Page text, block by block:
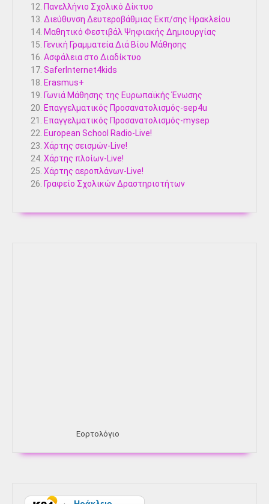
Πανελλήνιο Σχολικό Δίκτυο
Διεύθυνση Δευτεροβάθμιας Εκπ/σης Ηρακλείου
Μαθητικό Φεστιβάλ Ψηφιακής Δημιουργίας
Γενική Γραμματεία Διά Βίου Μάθησης
Ασφάλεια στο Διαδίκτυο
SaferInternet4kids
Erasmus+
Γωνιά Μάθησης της Ευρωπαϊκής Ένωσης
Επαγγελματικός Προσανατολισμός-sep4u
Επαγγελματικός Προσανατολισμός-mysep
European School Radio-Live!
Χάρτης σεισμών-Live!
Χάρτης πλοίων-Live!
Χάρτης αεροπλάνων-Live!
Γραφείο Σχολικών Δραστηριοτήτων
Εορτολόγιο